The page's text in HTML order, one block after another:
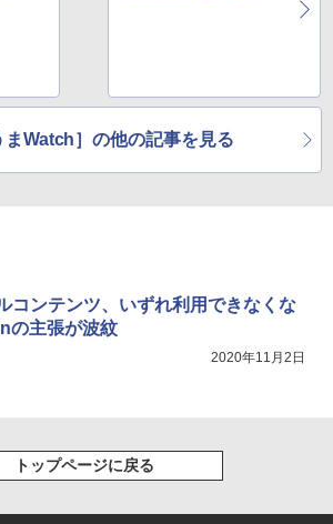
まWatch］の他の記事を見る
コンテンツ、いずれ利用できなくな
の主張が波紋
2020年11月2日
トップページに戻る